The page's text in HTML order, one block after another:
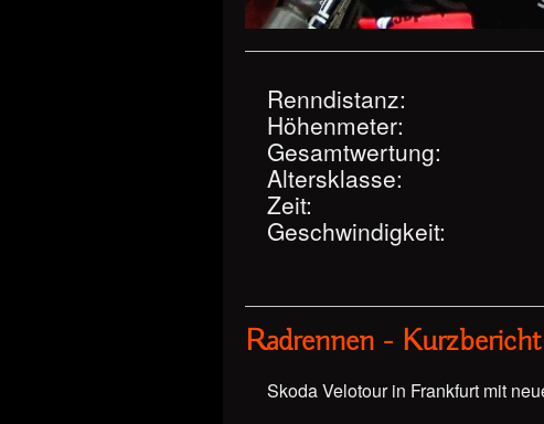
Renndistanz:
Höhenmeter:
Gesamtwertung:
Altersklasse:
Zeit:
Geschwindigkeit:
Radrennen - Kurzbericht
Skoda Velotour in Frankfurt mit